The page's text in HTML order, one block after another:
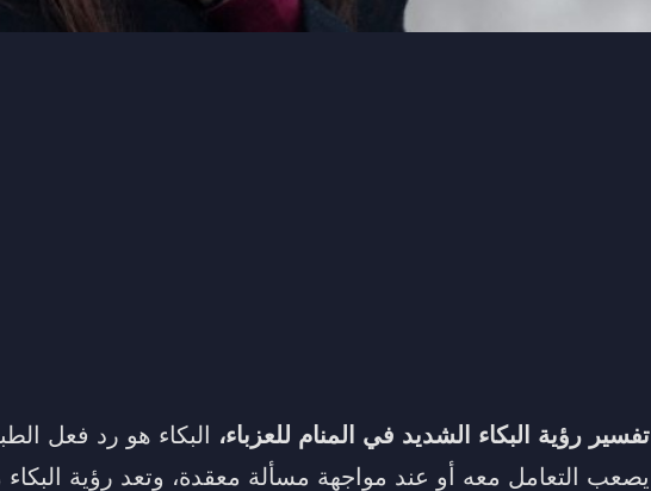
تفسير رؤية البكاء الشديد في المنام للعزباء، البكاء هو رد فعل
يصعب التعامل معه أو عند مواجهة مسألة معقدة، وتعد رؤية